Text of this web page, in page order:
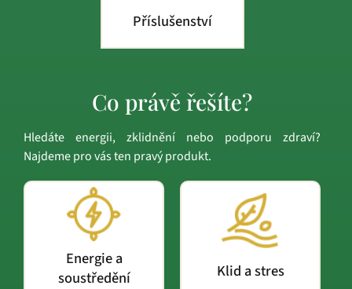
Příslušenství
Co právě řešíte?
Hledáte energii, zklidnění nebo podporu zdraví?
Najdeme pro vás ten pravý produkt.
Energie a
soustředění
Klid a stres